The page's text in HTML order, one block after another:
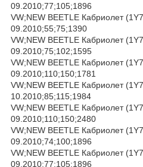
09.2010;77;105;1896
VW;NEW BEETLE Кабриолет
09.2010;55;75;1390
VW;NEW BEETLE Кабриолет
09.2010;75;102;1595
VW;NEW BEETLE Кабриолет
09.2010;110;150;1781
VW;NEW BEETLE Кабриолет
10.2010;85;115;1984
VW;NEW BEETLE Кабриолет
09.2010;110;150;2480
VW;NEW BEETLE Кабриолет
09.2010;74;100;1896
VW;NEW BEETLE Кабриолет
09.2010;77;105;1896